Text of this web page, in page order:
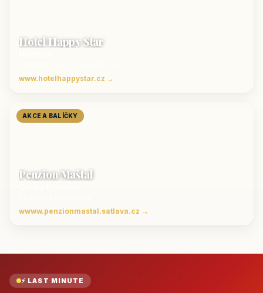
Hotel Happy Star
www.hotelhappystar.cz →
AKCE A BALÍČKY
Penzion Maštal
wwww.penzionmastal.satlava.cz →
⚡ LAST MINUTE